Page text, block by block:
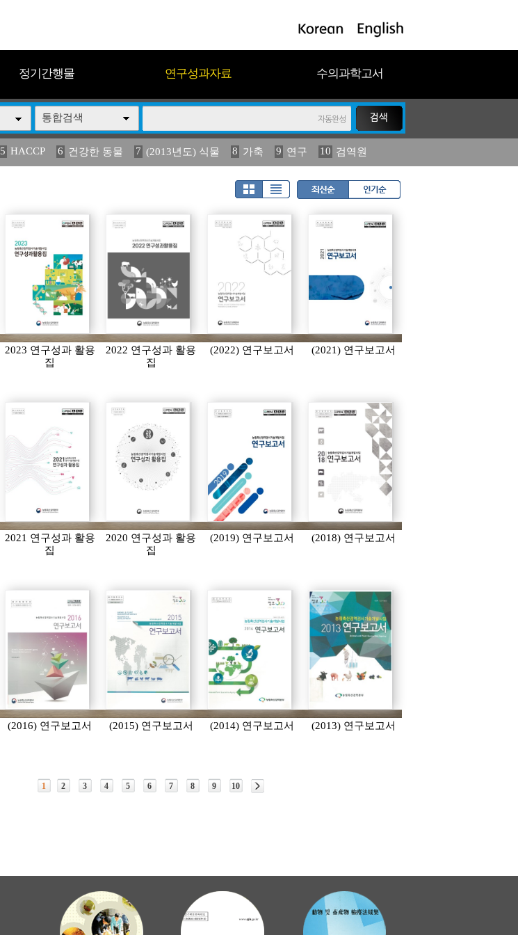
정기간행물 연구성과자료 수의과학고서
통합검색
5 HACCP 6 건강한 동물 7 (2013년도) 식물 8 가축 9 연구 10 검역원
(2013년도) 식 15 구제역 16 관리 17 연보 18 2023 19 농림수산
2023 연구성과 활용
집
2022 연구성과 활용
집
(2022) 연구보고서 (2021) 연구보고서
2021 연구성과 활용
집
2020 연구성과 활용
집
(2019) 연구보고서 (2018) 연구보고서
(2016) 연구보고서 (2015) 연구보고서 (2014) 연구보고서 (2013) 연구보고서
1 2 3 4 5 6 7 8 9 10